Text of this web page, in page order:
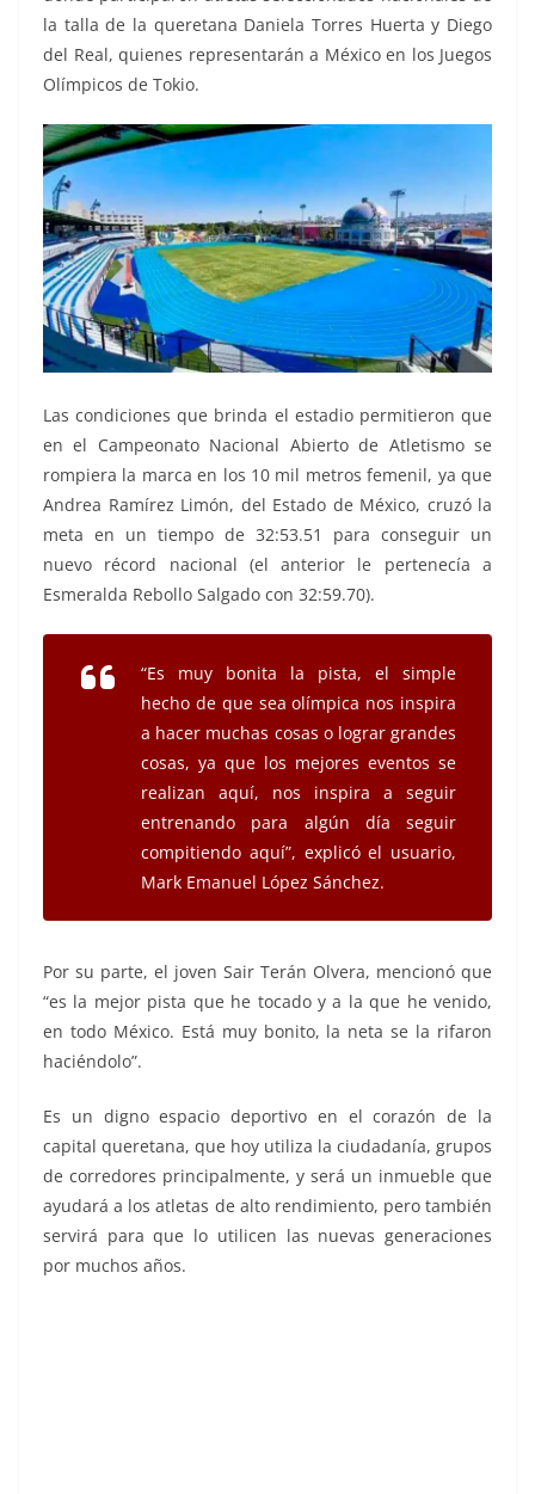
la talla de la queretana Daniela Torres Huerta y Diego
del Real, quienes representarán a México en los Juegos
Olímpicos de Tokio.
Las condiciones que brinda el estadio permitieron que
en el Campeonato Nacional Abierto de Atletismo se
rompiera la marca en los 10 mil metros femenil, ya que
Andrea Ramírez Limón, del Estado de México, cruzó la
meta en un tiempo de 32:53.51 para conseguir un
nuevo récord nacional (el anterior le pertenecía a
Esmeralda Rebollo Salgado con 32:59.70).
“Es muy bonita la pista, el simple
hecho de que sea olímpica nos inspira
a hacer muchas cosas o lograr grandes
cosas, ya que los mejores eventos se
realizan aquí, nos inspira a seguir
entrenando para algún día seguir
compitiendo aquí”, explicó el usuario,
Mark Emanuel López Sánchez.
Por su parte, el joven Sair Terán Olvera, mencionó que
“es la mejor pista que he tocado y a la que he venido,
en todo México. Está muy bonito, la neta se la rifaron
haciéndolo”.
Es un digno espacio deportivo en el corazón de la
capital queretana, que hoy utiliza la ciudadanía, grupos
de corredores principalmente, y será un inmueble que
ayudará a los atletas de alto rendimiento, pero también
servirá para que lo utilicen las nuevas generaciones
por muchos años.